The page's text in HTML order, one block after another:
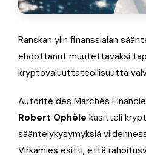
Ranskan ylin finanssialan
ehdottanut muutettavaksi
kryptovaluuttateollisuutta
Autorité des Marchés
Robert Ophèle käsitteli
sääntelykysymyksiä
Virkamies esitti, että